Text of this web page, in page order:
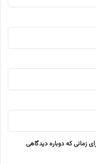
زمانی که دوباره دیدگاهی